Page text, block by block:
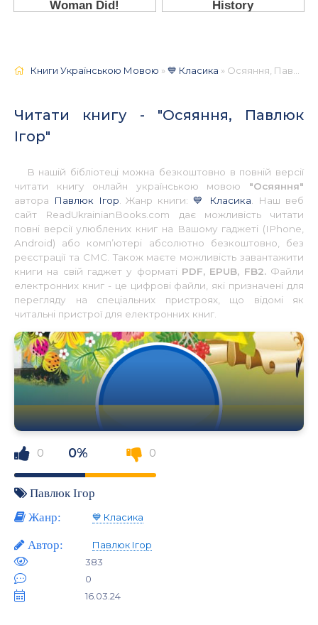
Книги Українською Мовою »💙 Класика » Осяяння, Павлюк Ігор 📚 - Українською
Читати книгу - "Осяяння, Павлюк
Ігор"
В нашій бібліотеці можна безкоштовно в повній версії
читати книгу онлайн українською мовою "Осяяння"
автора
Павлюк Ігор . Жанр книги: 💙 Класика . Наш веб
сайт ReadUkrainianBooks.com дає можливість читати
повні версії улюблених книг на Вашому гаджеті (IPhone,
Android) або комп’ютері абсолютно безкоштовно, без
реєстрації та СМС. Також маєте можливість завантажити
книги на свій гаджет у форматі PDF, EPUB, FB2.Файли
електронних книг - це цифрові файли, які призначені для
перегляду на спеціальних пристроях, що відомі як
читальні пристрої для електронних книг.
0 0% 0
Павлюк Ігор
Жанр:
💙 Класика
Автор:
Павлюк Ігор
383
0
16.03.24